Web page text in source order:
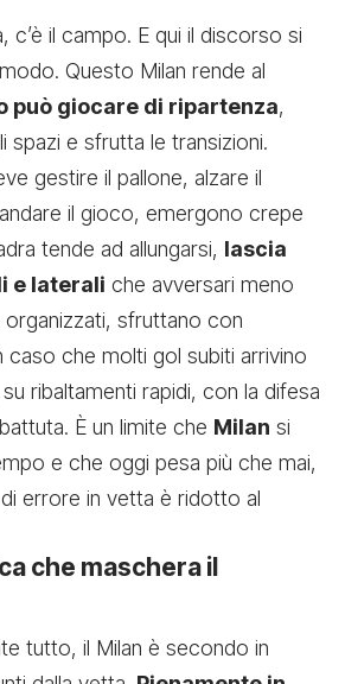
c’è il campo. E qui il discorso si
Questo Milan rende al
può giocare di ripartenza,
spazi e sfrutta le transizioni.
gestire il pallone, alzare il
il gioco, emergono crepe
tende ad allungarsi, lascia
e laterali che avversari meno
organizzati, sfruttano con
caso che molti gol subiti arrivino
ribaltamenti rapidi, con la difesa
È un limite che Milan si
e che oggi pesa più che mai,
errore in vetta è ridotto al
che maschera il
tutto, il Milan è secondo in